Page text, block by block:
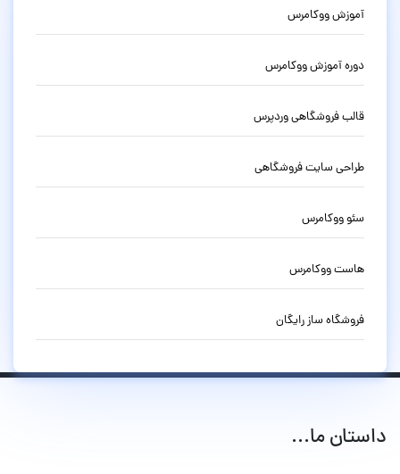
آموزش ووکامرس
دوره آموزش ووکامرس
قالب فروشگاهی وردپرس
طراحی سایت فروشگاهی
سئو ووکامرس
هاست ووکامرس
فروشگاه ساز رایگان
داستان ما...